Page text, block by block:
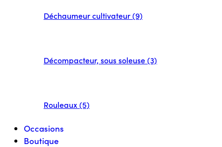
Déchaumeur cultivateur (9)
Décompacteur, sous soleuse (3)
Rouleaux (5)
Occasions
Boutique